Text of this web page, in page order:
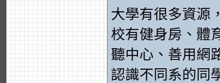
大學有很多資源
校有健身房、體
聽中心、善用網
認識不同系的同